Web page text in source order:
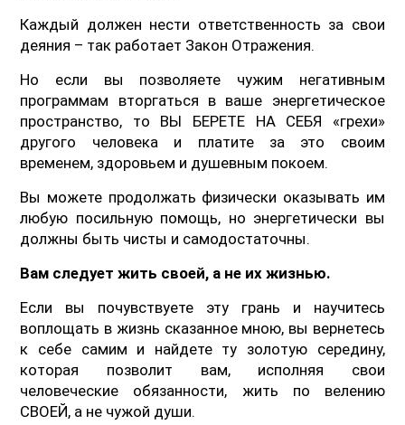
Каждый должен нести ответственность за свои
деяния – так работает Закон Отражения.
Но если вы позволяете чужим негативным
программам вторгаться в ваше энергетическое
пространство, то ВЫ БЕРЕТЕ НА СЕБЯ «грехи»
другого человека и платите за это своим
временем, здоровьем и душевным покоем.
Вы можете продолжать физически оказывать им
любую посильную помощь, но энергетически вы
должны быть чисты и самодостаточны.
Вам следует жить своей, а не их жизнью.
Если вы почувствуете эту грань и научитесь
воплощать в жизнь сказанное мною, вы вернетесь
к себе самим и найдете ту золотую середину,
которая позволит вам, исполняя свои
человеческие обязанности, жить по велению
СВОЕЙ, а не чужой души.